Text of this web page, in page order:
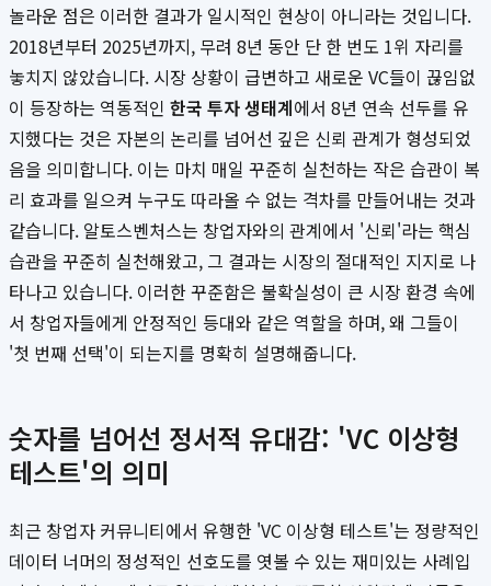
놀라운 점은 이러한 결과가 일시적인 현상이 아니라는 것입니다.
2018년부터 2025년까지, 무려 8년 동안 단 한 번도 1위 자리를
놓치지 않았습니다. 시장 상황이 급변하고 새로운 VC들이 끊임없
이 등장하는 역동적인 한국 투자 생태계에서 8년 연속 선두를 유
지했다는 것은 자본의 논리를 넘어선 깊은 신뢰 관계가 형성되었
음을 의미합니다. 이는 마치 매일 꾸준히 실천하는 작은 습관이 복
리 효과를 일으켜 누구도 따라올 수 없는 격차를 만들어내는 것과
같습니다. 알토스벤처스는 창업자와의 관계에서 '신뢰'라는 핵심
습관을 꾸준히 실천해왔고, 그 결과는 시장의 절대적인 지지로 나
타나고 있습니다. 이러한 꾸준함은 불확실성이 큰 시장 환경 속에
서 창업자들에게 안정적인 등대와 같은 역할을 하며, 왜 그들이
'첫 번째 선택'이 되는지를 명확히 설명해줍니다.
숫자를 넘어선 정서적 유대감: 'VC 이상형
테스트'의 의미
최근 창업자 커뮤니티에서 유행한 'VC 이상형 테스트'는 정량적인
데이터 너머의 정성적인 선호도를 엿볼 수 있는 재미있는 사례입